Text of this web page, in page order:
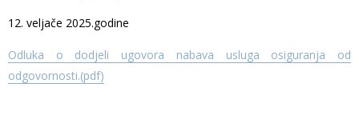
12. veljače 2025.godine
Odluka o dodjeli ugovora nabava usluga osiguranja od
odgovornosti.(pdf)